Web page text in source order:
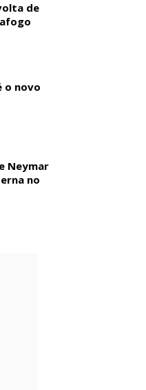
de
o novo
Neymar
no